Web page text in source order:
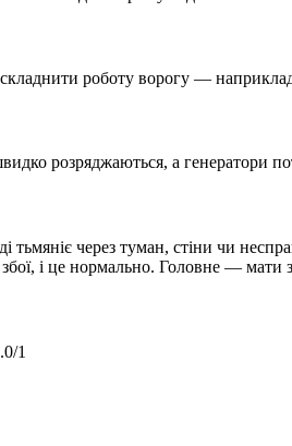
роботу ворогу —
розряджаються, а генератори
тьмяніє через туман, стіни чи
і це нормально. Головне — мати
/1